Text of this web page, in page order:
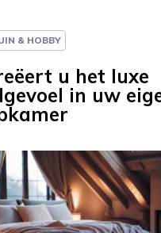
& HOBBY
u het luxe
in uw